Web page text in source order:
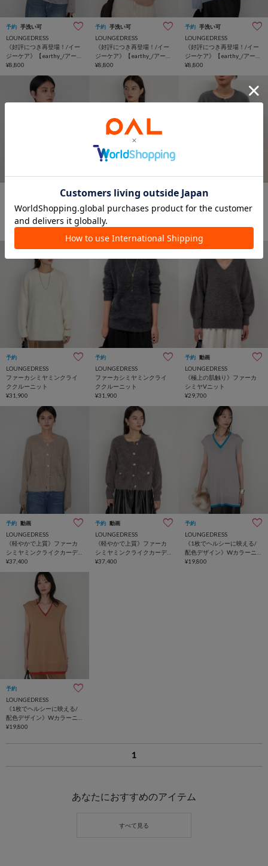
予約 手洗い可
LOUNGEDRESS
《好評につき再登場！/イー
ジーケア》【earthy_/アーシ
ー】シアーハンドライクニ
¥8,800
予約 手洗い可
LOUNGEDRESS
《好評につき再登場！/イー
ジーケア》【earthy_/アーシ
ー】シアーハンドライクニ
¥8,800
予約 手洗い可
LOUNGEDRESS
《好評につき再登場！/イー
ジーケア》【earthy_/アーシ
ー】シアーハンドライクニ
¥8,800
《1枚でもレイヤードでも/
年中使える》シアータート
¥17,600
予約 動画
《前後着用可》ファーカシ
ミヤ2WAYカーディガン
予約 動画
《前後着用可》ファーカシ
予約
LOUNGEDRESS
ファーカシミヤミンクライ
ククルーニット
¥31,900
予約
LOUNGEDRESS
ファーカシミヤミンクライ
ククルーニット
¥31,900
予約 動画
LOUNGEDRESS
《極上の肌触り》ファーカ
シミヤVニット
¥29,700
予約 動画
LOUNGEDRESS
《軽やかで上質》ファーカ
シミヤミンクライクカーデ
ィガン
¥37,400
予約 動画
LOUNGEDRESS
《軽やかで上質》ファーカ
シミヤミンクライクカーデ
ィガン
¥37,400
予約
LOUNGEDRESS
《1枚でヘルシーに映える/
配色デザイン》Wカラーニ
ットベスト
¥19,800
予約
LOUNGEDRESS
《1枚でヘルシーに映える/
配色デザイン》Wカラーニ
ットベスト
¥19,800
1
あなたにおすすめのアイテム